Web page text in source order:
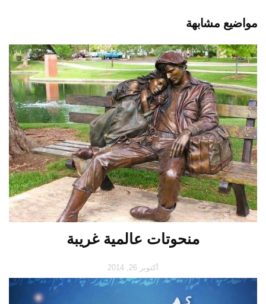
مواضيع مشابهة
منحوتات عالمية غريبة
أكتوبر 26, 2014